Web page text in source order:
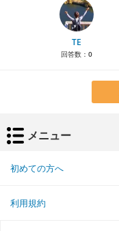
TE
回答数： 0
メニュー
初めての方へ
利用規約